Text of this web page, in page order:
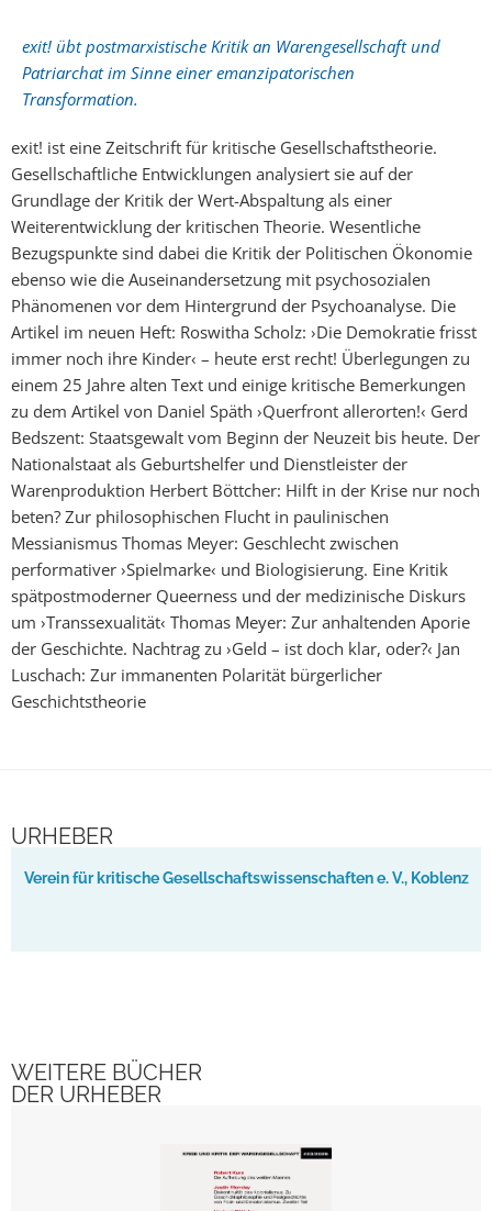
exit! übt postmarxistische Kritik an Warengesellschaft und
Patriarchat im Sinne einer emanzipatorischen
Transformation.
exit! ist eine Zeitschrift für kritische Gesellschaftstheorie.
Gesellschaftliche Entwicklungen analysiert sie auf der
Grundlage der Kritik der Wert-Abspaltung als einer
Weiterentwicklung der kritischen Theorie. Wesentliche
Bezugspunkte sind dabei die Kritik der Politischen Ökonomie
ebenso wie die Auseinandersetzung mit psychosozialen
Phänomenen vor dem Hintergrund der Psychoanalyse. Die
Artikel im neuen Heft: Roswitha Scholz: ›Die Demokratie frisst
immer noch ihre Kinder‹ – heute erst recht! Überlegungen zu
einem 25 Jahre alten Text und einige kritische Bemerkungen
zu dem Artikel von Daniel Späth ›Querfront allerorten!‹ Gerd
Bedszent: Staatsgewalt vom Beginn der Neuzeit bis heute. Der
Nationalstaat als Geburtshelfer und Dienstleister der
Warenproduktion Herbert Böttcher: Hilft in der Krise nur noch
beten? Zur philosophischen Flucht in paulinischen
Messianismus Thomas Meyer: Geschlecht zwischen
performativer ›Spielmarke‹ und Biologisierung. Eine Kritik
spätpostmoderner Queerness und der medizinische Diskurs
um ›Transsexualität‹ Thomas Meyer: Zur anhaltenden Aporie
der Geschichte. Nachtrag zu ›Geld – ist doch klar, oder?‹ Jan
Luschach: Zur immanenten Polarität bürgerlicher
Geschichtstheorie
URHEBER
Verein für kritische Gesellschaftswissenschaften e. V., Koblenz
WEITERE BÜCHER
DER URHEBER